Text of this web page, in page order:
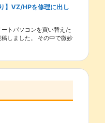
】VZ/HPを修理に出し
トパソコンを買い替えた
稿しました。 その中で微妙